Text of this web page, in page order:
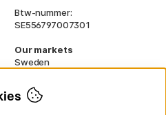
Btw-nummer:
SE556797007301
Our markets
Sweden
Denmark
Finland